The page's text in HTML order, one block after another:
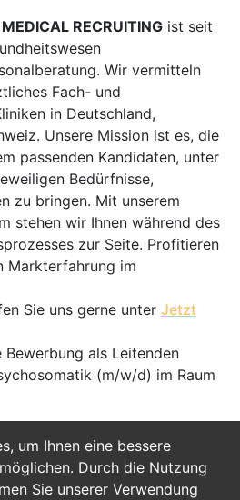
um Ihnen eine bessere
Durch die Nutzung
Sie unserer Verwendung
RECRUITING ist seit
Wir vermitteln
Fach- und
in Deutschland,
Unsere Mission ist es, die
passenden Kandidaten, unter
Bedürfnisse,
zu bringen. Mit unserem
stehen wir Ihnen während des
zur Seite. Profitieren
Markterfahrung im
Sie uns gerne unter Jetzt
als Leitenden
(m/w/d) im Raum
Bewerben